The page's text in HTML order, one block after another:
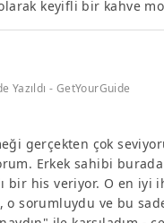
keyifli bir kahve
Yazıldı - GetYourGuide
gerçekten çok
Erkek sahibi
bir his veriyor. O en iyi
o sorumluydu ve bu